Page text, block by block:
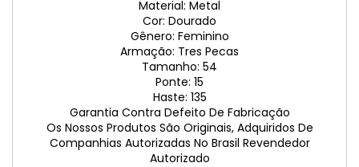
Material: Metal
Cor: Dourado
Gênero: Feminino
Armação: Tres Pecas
Tamanho: 54
Ponte: 15
Haste: 135
Garantia Contra Defeito De Fabricação
Os Nossos Produtos São Originais, Adquiridos De
Companhias Autorizadas No Brasil Revendedor
Autorizado